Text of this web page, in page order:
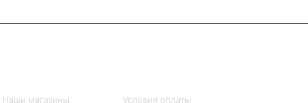
Наши магазины Условия оплаты